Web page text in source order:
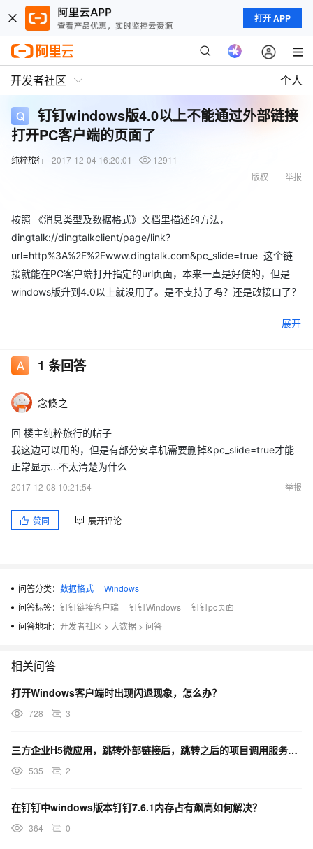
打开 APP
开发者社区 个人
钉钉windows版4.0以上不能通过外部链接
打开PC客户端的页面了
纯粹旅行 2017-12-04 16:20:01
12911
举报
版权
按照 《消息类型及数据格式》文档里描述的方法，
dingtalk://dingtalkclient/page/link?
url=http%3A%2F%2Fwww.dingtalk.com&pc_slide=true 这个链
接就能在PC客户端打开指定的url页面，本来一直是好使的，但是
windows版升到4.0以上就没用了。是不支持了吗？还是改接口了？
善。
展开
1 条回答
念倏之
回 楼主纯粹旅行的帖子
我这边可以用的，但是有部分安卓机需要删掉&pc_slide=true才能
正常显示...不太清楚为什么
2017-12-08 10:21:54
举报
赞同 展开评论
问答分类： 数据格式
Windows
问答标签： 钉钉链接客户端 钉钉Windows
钉钉pc页面
问答地址： 开发者社区 > 大数据 > 问答
相关问答
打开Windows客户端时出现闪退现象，怎么办？
728 3
三方企业H5微应用，跳转外部链接后，跳转之后的项目调用服务器接口是否还限制必须使用钉钉安全域名
535 2
在钉钉中windows版本钉钉7.6.1内存占有飙高如何解决？
364 0